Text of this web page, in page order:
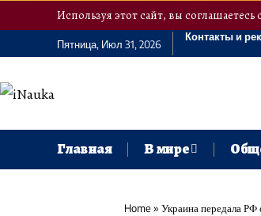
Используя этот сайт, вы соглашаетесь
Пятница, Июл 31, 2026
Контакты и
Главная В мире
Home» Украина передала